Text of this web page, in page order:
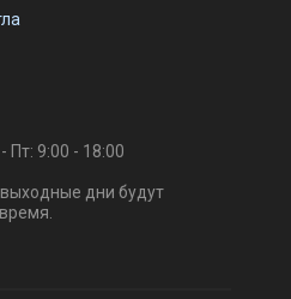
Пт: 9:00 - 18:00
дни будут